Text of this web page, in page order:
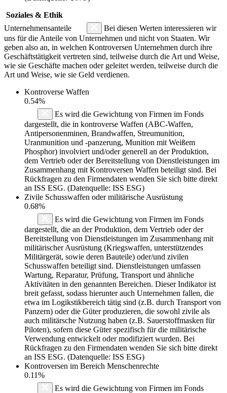
Soziales & Ethik
Unternehmensanteile
Bei diesen Werten interessieren wir
uns für die Anteile von Unternehmen und nicht von Staaten. Wir
geben also an, in welchen Kontroversen Unternehmen durch ihre
Geschäftstätigkeit vertreten sind, teilweise durch die Art und Weise,
wie sie Geschäfte machen oder geleitet werden, teilweise durch die
Art und Weise, wie sie Geld verdienen.
Kontroverse Waffen
0.54%
Es wird die Gewichtung von Firmen im Fonds
dargestellt, die in kontroverse Waffen (ABC-Waffen,
Antipersonenminen, Brandwaffen, Streumunition,
Uranmunition und -panzerung, Munition mit Weißem
Phosphor) involviert und/oder generell an der Produktion,
dem Vertrieb oder der Bereitstellung von Dienstleistungen im
Zusammenhang mit Kontroversen Waffen beteiligt sind. Bei
Rückfragen zu den Firmendaten wenden Sie sich bitte direkt
an ISS ESG. (Datenquelle: ISS ESG)
Zivile Schusswaffen oder militärische Ausrüstung
0.68%
Es wird die Gewichtung von Firmen im Fonds
dargestellt, die an der Produktion, dem Vertrieb oder der
Bereitstellung von Dienstleistungen im Zusammenhang mit
militärischer Ausrüstung (Kriegswaffen, unterstützendes
Militärgerät, sowie deren Bauteile) oder/und zivilen
Schusswaffen beteiligt sind. Dienstleistungen umfassen
Wartung, Reparatur, Prüfung, Transport und ähnliche
Aktivitäten in den genannten Bereichen. Dieser Indikator ist
breit gefasst, sodass hierunter auch Unternehmen fallen, die
etwa im Logikstikbereich tätig sind (z.B. durch Transport von
Panzern) oder die Güter produzieren, die sowohl zivile als
auch militärsche Nutzung haben (z.B. Sauerstoffmasken für
Piloten), sofern diese Güter spezifisch für die militärische
Verwendung entwickelt oder modifiziert wurden. Bei
Rückfragen zu den Firmendaten wenden Sie sich bitte direkt
an ISS ESG. (Datenquelle: ISS ESG)
Kontroversen im Bereich Menschenrechte
0.11%
Es wird die Gewichtung von Firmen im Fonds